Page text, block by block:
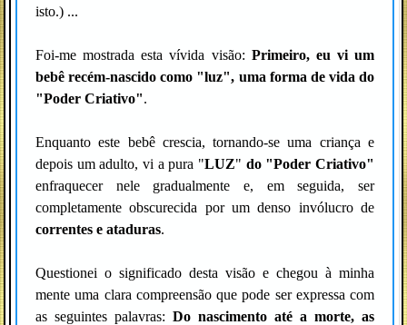
isto.) ...
Foi-me mostrada esta vívida visão: Primeiro, eu vi um
bebê recém-nascido como "luz", uma forma de vida do
"Poder Criativo".
Enquanto este bebê crescia, tornando-se uma criança e
depois um adulto, vi a pura "LUZ" do "Poder Criativo"
enfraquecer nele gradualmente e, em seguida, ser
completamente obscurecida por um denso invólucro de
correntes e ataduras.
Questionei o significado desta visão e chegou à minha
mente uma clara compreensão que pode ser expressa com
as seguintes palavras: Do nascimento até a morte, as